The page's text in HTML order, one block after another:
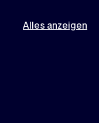
Alles anzeigen